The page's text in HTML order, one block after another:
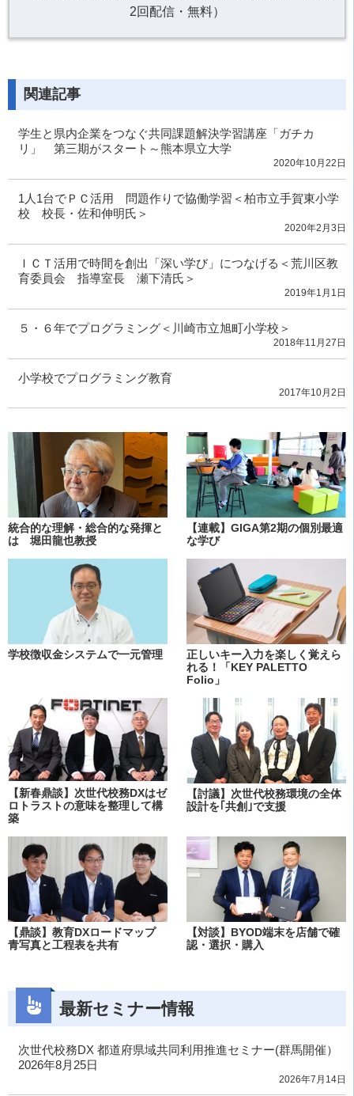
2回配信・無料）
関連記事
学生と県内企業をつなぐ共同課題解決学習講座「ガチカ
リ」 第三期がスタート～熊本県立大学
2020年10月22日
1人1台でＰＣ活用 問題作りで協働学習＜柏市立手賀東小学
校 校長・佐和伸明氏＞
2020年2月3日
ＩＣＴ活用で時間を創出「深い学び」につなげる＜荒川区教
育委員会 指導室長 瀬下清氏＞
2019年1月1日
５・６年でプログラミング＜川崎市立旭町小学校＞
2018年11月27日
小学校でプログラミング教育
2017年10月2日
統合的な理解・総合的な発揮と
は 堀田龍也教授
【連載】GIGA第2期の個別最適
な学び
学校徴収金システムで一元管理
正しいキー入力を楽しく覚えら
れる！「KEY PALETTO
Folio」
【新春鼎談】次世代校務DXはゼ
ロトラストの意味を整理して構
築
【討議】次世代校務環境の全体
設計を｢共創｣で支援
【鼎談】教育DXロードマップ
青写真と工程表を共有
【対談】BYOD端末を店舗で確
認・選択・購入
最新セミナー情報
次世代校務DX 都道府県域共同利用推進セミナー(群馬開催）
2026年8月25日
2026年7月14日